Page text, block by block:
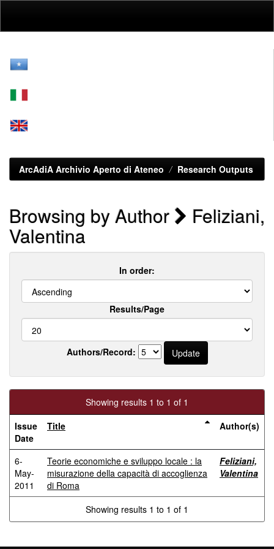
ArcAdiA Archivio Aperto di Ateneo Research Outputs
Browsing by Author Feliziani,
Valentina
In order:
Results/Page
Authors/Record:
Showing results 1 to 1 of 1
Issue
Date
Title Author(s)
6-
May-
2011
Teorie economiche e sviluppo locale : la
misurazione della capacità di accoglienza
di Roma
Feliziani,
Valentina
Showing results 1 to 1 of 1